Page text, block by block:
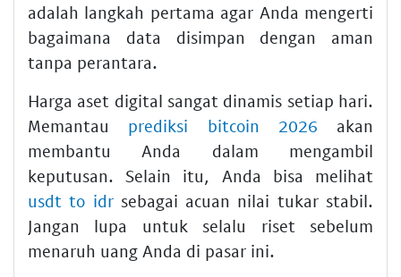
adalah langkah pertama agar Anda mengerti
bagaimana data disimpan dengan aman
tanpa perantara.
Harga aset digital sangat dinamis setiap hari.
Memantau prediksi bitcoin 2026 akan
membantu Anda dalam mengambil
keputusan. Selain itu, Anda bisa melihat
usdt to idrsebagai acuan nilai tukar stabil.
Jangan lupa untuk selalu riset sebelum
menaruh uang Anda di pasar ini.